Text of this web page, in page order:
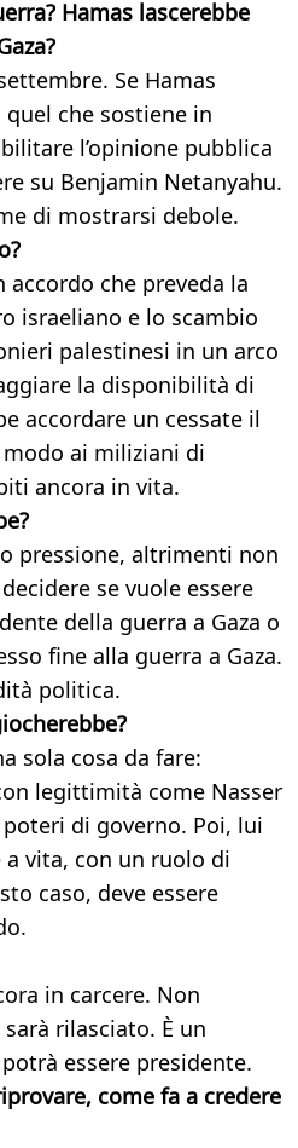
Hamas lascerebbe
Se Hamas
che sostiene in
l’opinione pubblica
su Benjamin Netanyahu.
di mostrarsi debole.
accordo che preveda la
israeliano e lo scambio
palestinesi in un arco
la disponibilità di
accordare un cessate il
ai miliziani di
ancora in vita.
pressione, altrimenti non
se vuole essere
della guerra a Gaza o
fine alla guerra a Gaza.
politica.
sola cosa da fare:
legittimità come Nasser
di governo. Poi, lui
vita, con un ruolo di
caso, deve essere
in carcere. Non
rilasciato. È un
essere presidente.
come fa a credere